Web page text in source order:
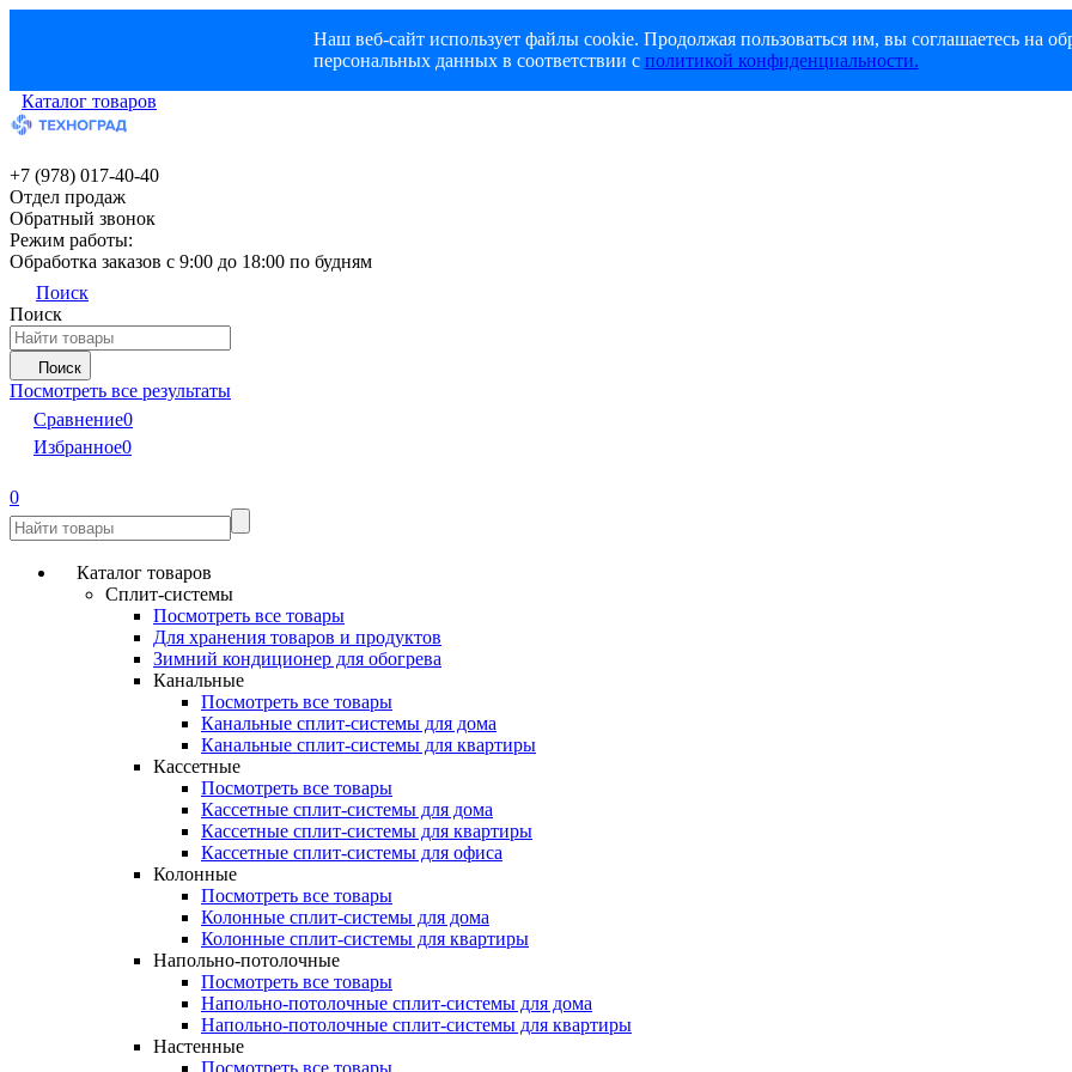
Наш веб-сайт использует файлы cookie. Продолжая пользоваться им, вы соглашаетесь на
персональных данных в соответствии с политикой конфиденциальности.
Каталог товаров
+7 (978) 017-40-40
Отдел продаж
Обратный звонок
Режим работы:
Обработка заказов с 9:00 до 18:00 по будням
Поиск
Поиск
Поиск
Посмотреть все результаты
Сравнение0
Избранное0
0
Каталог товаров
Сплит-системы
Посмотреть все товары
Для хранения товаров и продуктов
Зимний кондиционер для обогрева
Канальные
Посмотреть все товары
Канальные сплит-системы для дома
Канальные сплит-системы для квартиры
Кассетные
Посмотреть все товары
Кассетные сплит-системы для дома
Кассетные сплит-системы для квартиры
Кассетные сплит-системы для офиса
Колонные
Посмотреть все товары
Колонные сплит-системы для дома
Колонные сплит-системы для квартиры
Напольно-потолочные
Посмотреть все товары
Напольно-потолочные сплит-системы для дома
Напольно-потолочные сплит-системы для квартиры
Настенные
Посмотреть все товары